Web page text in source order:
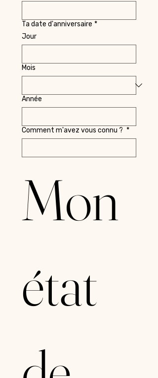
Ta date d'anniversaire *
Jour
Mois
Année
Comment m'avez vous connu ? *
Mon
état